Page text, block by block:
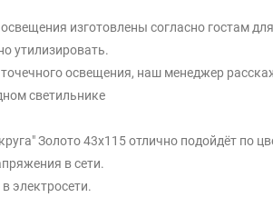
изготовлены согласно гостам
утилизировать.
освещения, наш менеджер
светильнике
Золото 43x115 отлично подойдёт по
в сети.
электросети.